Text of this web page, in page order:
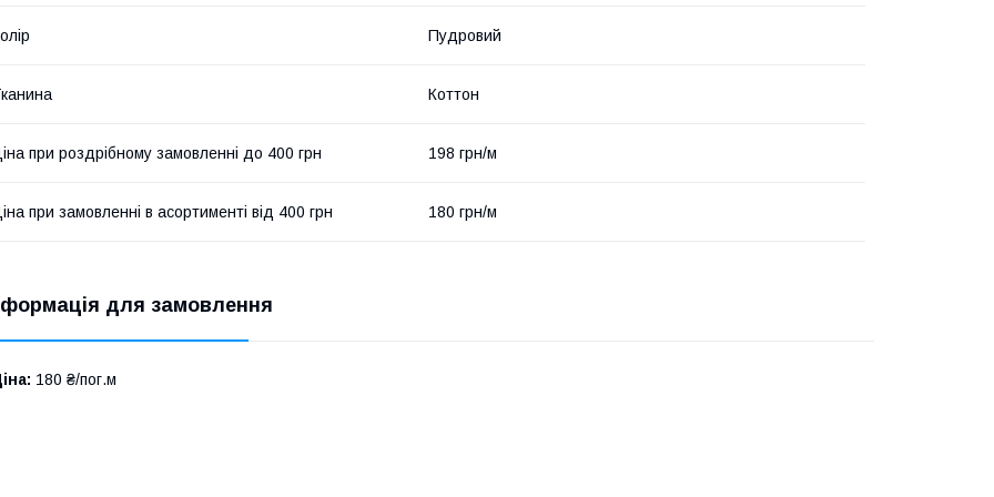
Пудровий
Коттон
при роздрібному замовленні до 400 грн 198 грн/м
при замовленні в асортименті від 400 грн 180 грн/м
для замовлення
180 ₴/пог.м